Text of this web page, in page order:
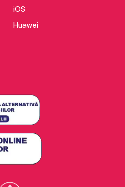
iOS
Huawei